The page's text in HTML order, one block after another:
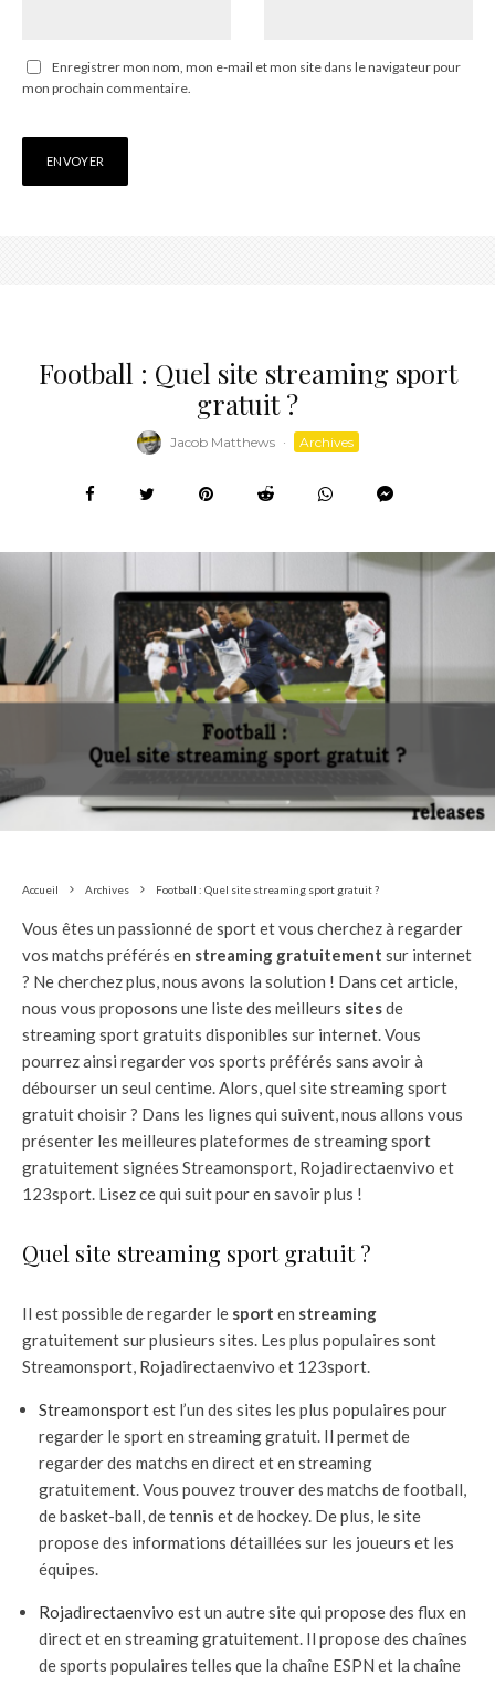
Enregistrer mon nom, mon e-mail et mon site dans le navigateur pour
mon prochain commentaire.
Football : Quel site streaming sport
gratuit ?
Jacob Matthews · Archives
Accueil Archives Football : Quel site streaming sport gratuit ?
Vous êtes un passionné de sport et vous cherchez à regarder
vos matchs préférés en streaming gratuitement sur internet
? Ne cherchez plus, nous avons la solution ! Dans cet article,
nous vous proposons une liste des meilleurs sitesde
streaming sport gratuits disponibles sur internet. Vous
pourrez ainsi regarder vos sports préférés sans avoir à
débourser un seul centime. Alors, quel site streaming sport
gratuit choisir ? Dans les lignes qui suivent, nous allons vous
présenter les meilleures plateformes de streaming sport
gratuitement signées Streamonsport, Rojadirectaenvivo et
123sport. Lisez ce qui suit pour en savoir plus !
Quel site streaming sport gratuit ?
Il est possible de regarder le sport en streaming
gratuitement sur plusieurs sites. Les plus populaires sont
Streamonsport, Rojadirectaenvivo et 123sport.
Streamonsportest l’un des sites les plus populaires pour
regarder le sport en streaming gratuit. Il permet de
regarder des matchs en direct et en streaming
gratuitement. Vous pouvez trouver des matchs de football,
de basket-ball, de tennis et de hockey. De plus, le site
propose des informations détaillées sur les joueurs et les
équipes.
Rojadirectaenvivo est un autre site qui propose des flux en
direct et en streaming gratuitement. Il propose des chaînes
de sports populaires telles que la chaîne ESPN et la chaîne